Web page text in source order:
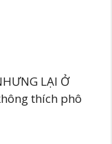
LẠI Ở
thích phô